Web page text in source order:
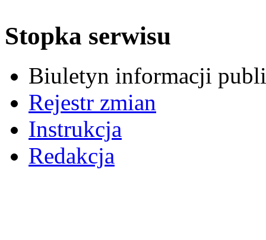
Stopka serwisu
Biuletyn informacji
Rejestr zmian
Instrukcja
Redakcja